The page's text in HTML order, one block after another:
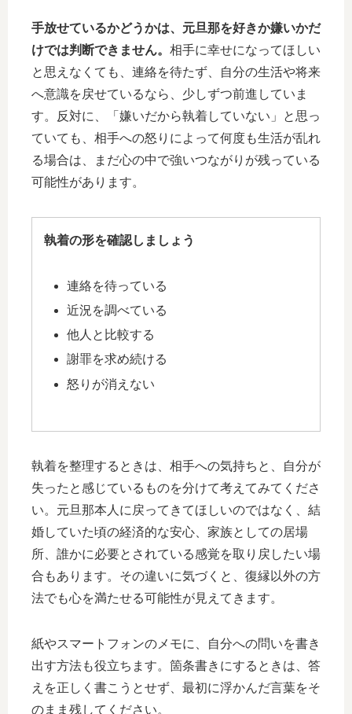
手放せているかどうかは、元旦那を好きか嫌いかだ
けでは判断できません。 相手に幸せになってほしい
と思えなくても、連絡を待たず、自分の生活や将来
へ意識を戻せているなら、少しずつ前進していま
す。反対に、「嫌いだから執着していない」と思っ
ていても、相手への怒りによって何度も生活が乱れ
る場合は、まだ心の中で強いつながりが残っている
可能性があります。
執着の形を確認しましょう
連絡を待っている
近況を調べている
他人と比較する
謝罪を求め続ける
怒りが消えない
執着を整理するときは、相手への気持ちと、自分が
失ったと感じているものを分けて考えてみてくださ
い。元旦那本人に戻ってきてほしいのではなく、結
婚していた頃の経済的な安心、家族としての居場
所、誰かに必要とされている感覚を取り戻したい場
合もあります。その違いに気づくと、復縁以外の方
法でも心を満たせる可能性が見えてきます。
紙やスマートフォンのメモに、自分への問いを書き
出す方法も役立ちます。箇条書きにするときは、答
えを正しく書こうとせず、最初に浮かんだ言葉をそ
のまま残してください。